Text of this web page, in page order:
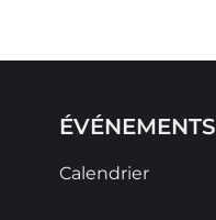
ÉVÉNEMENTS
Calendrier